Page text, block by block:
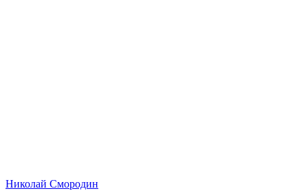
Николай Смородин